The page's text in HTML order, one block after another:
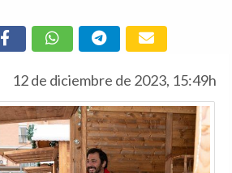
12 de diciembre de 2023, 15:49h